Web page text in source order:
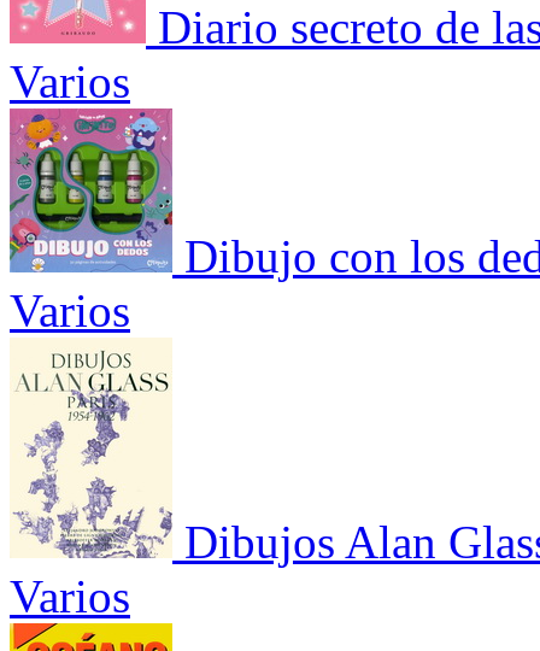
Diario secreto de
Varios
Dibujo con los
Varios
Dibujos Alan
Varios